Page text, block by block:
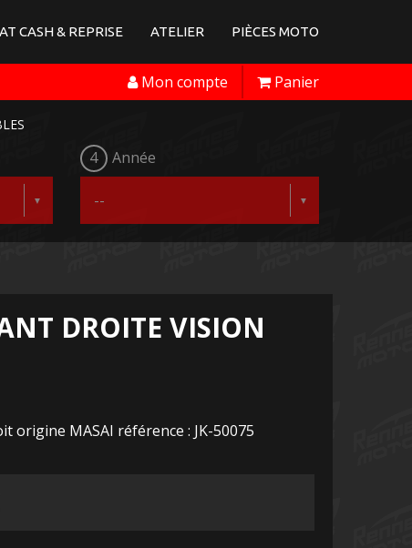
CASH & REPRISE ATELIER PIÈCES MOTO
Panier
Mon compte
4 Année
DROITE VISION
origine MASAI référence : JK-50075